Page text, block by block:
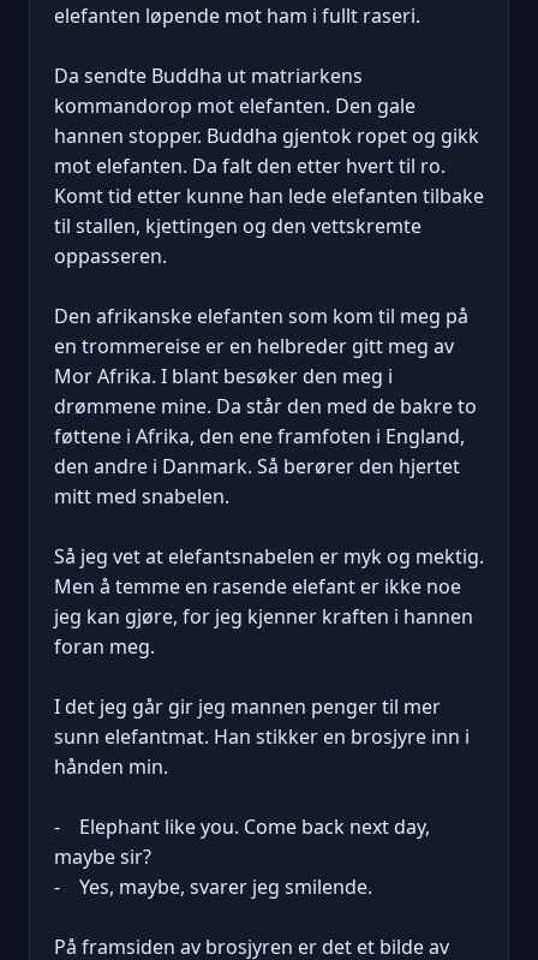
elefanten løpende mot ham i fullt raseri.
Da sendte Buddha ut matriarkens
kommandorop mot elefanten. Den gale
hannen stopper. Buddha gjentok ropet og gikk
mot elefanten. Da falt den etter hvert til ro.
Komt tid etter kunne han lede elefanten tilbake
til stallen, kjettingen og den vettskremte
oppasseren.
Den afrikanske elefanten som kom til meg på
en trommereise er en helbreder gitt meg av
Mor Afrika. I blant besøker den meg i
drømmene mine. Da står den med de bakre to
føttene i Afrika, den ene framfoten i England,
den andre i Danmark. Så berører den hjertet
mitt med snabelen.
Så jeg vet at elefantsnabelen er myk og mektig.
Men å temme en rasende elefant er ikke noe
jeg kan gjøre, for jeg kjenner kraften i hannen
foran meg.
I det jeg går gir jeg mannen penger til mer
sunn elefantmat. Han stikker en brosjyre inn i
hånden min.
- Elephant like you. Come back next day,
maybe sir?
- Yes, maybe, svarer jeg smilende.
På framsiden av brosjyren er det et bilde av